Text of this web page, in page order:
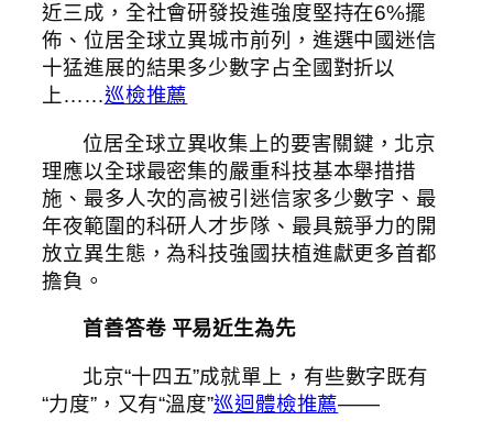
近三成，全社會研發投進強度堅持在6%擺
佈、位居全球立異城市前列，進選中國迷信
十猛進展的結果多少數字占全國對折以
上……巡檢推薦
位居全球立異收集上的要害關鍵，北京
理應以全球最密集的嚴重科技基本舉措措
施、最多人次的高被引迷信家多少數字、最
年夜範圍的科研人才步隊、最具競爭力的開
放立異生態，為科技強國扶植進獻更多首都
擔負。
首善答卷 平易近生為先
北京“十四五”成就單上，有些數字既有
“力度”，又有“溫度”巡迴體檢推薦——